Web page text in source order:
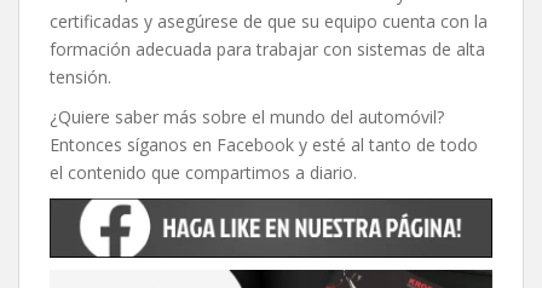
certificadas y asegúrese de que su equipo cuenta con la
formación adecuada para trabajar con sistemas de alta
tensión.
¿Quiere saber más sobre el mundo del automóvil?
Entonces síganos en Facebook y esté al tanto de todo
el contenido que compartimos a diario.